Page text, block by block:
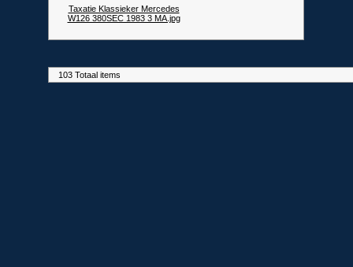
Taxatie Klassieker Mercedes
W126 380SEC 1983 3 MA.jpg
103 Totaal items